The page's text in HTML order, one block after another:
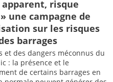
apparent, risque
une campagne de
sur les risques
barrages
et des dangers méconnus du
: la présence et le
de certains barrages en